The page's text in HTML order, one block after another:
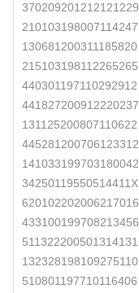
370209201212121229
210103198007114247
130681200311185820
215103198112265265
440301197110292912
441827200912220237
131125200807110622
445281200706123312
141033199703180042
34250119550514411X
620102202006217016
433100199708213456
511322200501314131
132328198109275110
510801197710116406